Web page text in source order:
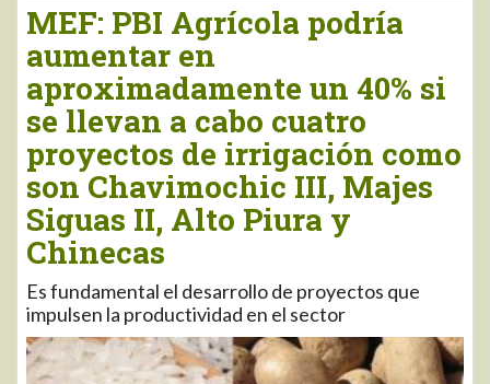
MEF: PBI Agrícola podría
aumentar en
aproximadamente un 40% si
se llevan a cabo cuatro
proyectos de irrigación como
son Chavimochic III, Majes
Siguas II, Alto Piura y
Chinecas
Es fundamental el desarrollo de proyectos que
impulsen la productividad en el sector